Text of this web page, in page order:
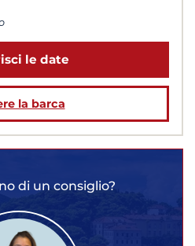
le date
la barca
di un consiglio?